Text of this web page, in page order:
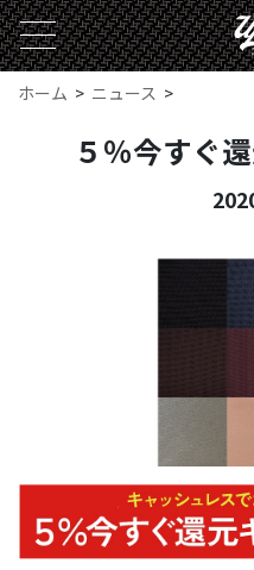
ホーム ニュース
５％今すぐ